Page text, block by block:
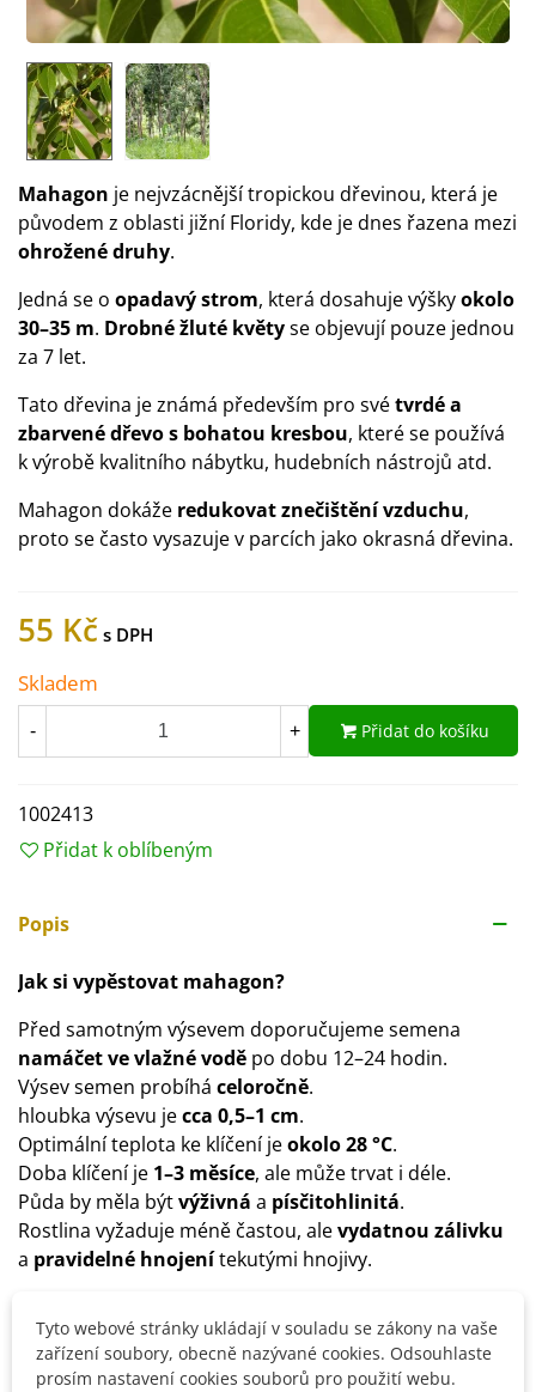
Mahagon je nejvzácnější tropickou dřevinou, která je
původem z oblasti jižní Floridy, kde je dnes řazena mezi
ohrožené druhy.
Jedná se o opadavý strom, která dosahuje výškyokolo
30–35 m. Drobné žluté květyse objevují pouze jednou
za 7 let.
Tato dřevina je známá především pro svétvrdé a
zbarvené dřevo s bohatou kresbou, které se používá
k výrobě kvalitního nábytku, hudebních nástrojů atd.
Mahagon dokáže redukovat znečištění vzduchu,
proto se často vysazuje v parcích jako okrasná dřevina.
55 Kč
Skladem
- + Přidat do košíku
1002413
Přidat k oblíbeným
Popis
Jak si vypěstovat mahagon?
Před samotným výsevem doporučujeme semena
namáčet ve vlažné vodě po dobu 12–24 hodin.
Výsev semen probíhá celoročně.
hloubka výsevu jecca 0,5–1 cm.
Optimální teplota ke klíčení jeokolo 28 °C.
Doba klíčení je 1–3 měsíce, ale může trvat i déle.
Půda by měla býtvýživná a písčitohlinitá.
Rostlina vyžaduje méně častou, alevydatnou zálivku
a pravidelné hnojenítekutými hnojivy.
Detaily produktu
Tyto webové stránky ukládají v souladu se zákony na vaše
zařízení soubory, obecně nazývané cookies. Odsouhlaste
prosím nastavení cookies souborů pro použití webu.